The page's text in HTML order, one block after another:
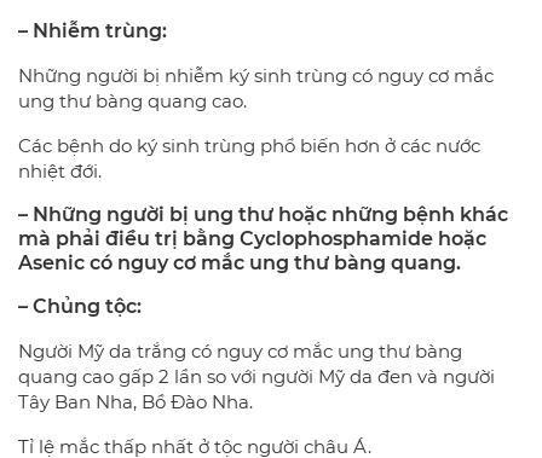
– Nhiễm trùng:
Những người bị nhiễm ký sinh trùng có nguy cơ mắc
ung thư bàng quang cao.
Các bệnh do ký sinh trùng phổ biến hơn ở các nước
nhiệt đới.
– Những người bị ung thư hoặc những bệnh khác
mà phải điều trị bằng Cyclophosphamide hoặc
Asenic có nguy cơ mắc ung thư bàng quang.
– Chủng tộc:
Người Mỹ da trắng có nguy cơ mắc ung thư bàng
quang cao gấp 2 lần so với người Mỹ da đen và người
Tây Ban Nha, Bồ Đào Nha.
Tỉ lệ mắc thấp nhất ở tộc người châu Á.